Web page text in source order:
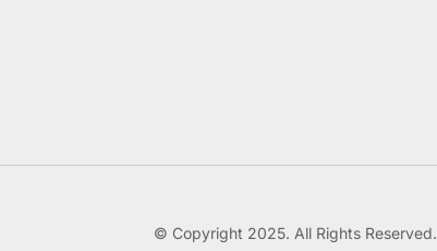
© Copyright 2025. All Rights Reserved.